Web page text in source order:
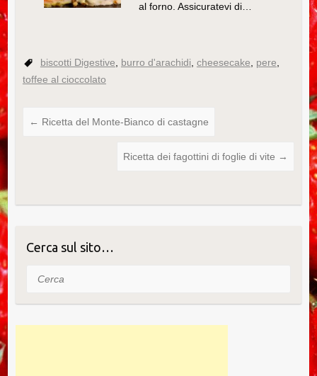
al forno. Assicuratevi di…
biscotti Digestive, burro d'arachidi, cheesecake, pere,
toffee al cioccolato
← Ricetta del Monte-Bianco di castagne
Ricetta dei fagottini di foglie di vite →
Cerca sul sito…
Cerca